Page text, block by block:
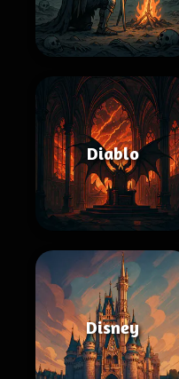
Diablo
Disney